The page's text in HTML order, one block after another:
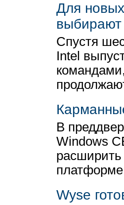
Для
Спустя
Intel
В
Windows
Wyse